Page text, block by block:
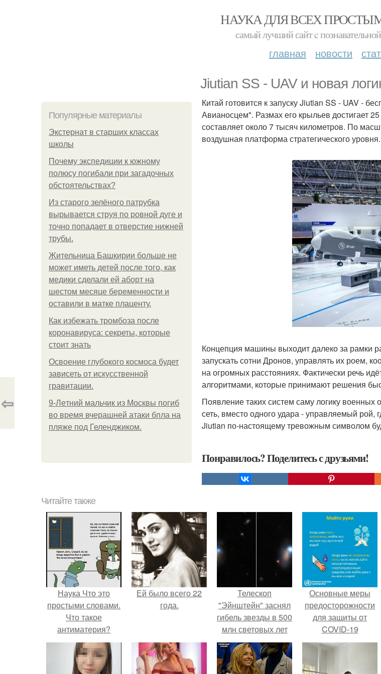
НАУКА ДЛЯ ВСЕХ
самый лучший сайт c
главная новости
Jiutian SS - UAV и новая
Популярные материалы
Экстернат в старших классах
школы
Почему экспедиции к южному
полюсу погибали при загадочных
обстоятельствах?
Из старого зелёного патрубка
вырывается струя по ровной дуге и
точно попадает в отверстие нижней
трубы.
Жительница Башкирии больше не
может иметь детей после того, как
медики сделали ей аборт на
шестом месяце беременности и
оставили в матке плаценту.
Как избежать тромбоза после
коронавируса: секреты, которые
стоит знать
Освоение глубокого космоса будет
зависеть от искусственной
гравитации.
9-Лeтний мaльчик из Москвы погиб
во время вчерашней атаки бпла на
пляже под Геленджиком.
Китай готовится к запуску Jiutian SS - UAV -
Авианосцем". Размах его крыльев достигает
составляет около 7 тысяч километров. По
воздушная платформа стратегического уровня.
Концепция машины выходит далеко за рамки
запускать сотни Дронов, управлять их роем,
на огромных расстояниях. Фактически речь
алгоритмами, которые принимают решения
Появление таких систем саму логику
сеть, вместо одного удара - управляемый рой,
Jiutian по-настоящему тревожным символом
Понравилось? Поделитесь с друзьями!
⇦
Читайте также
Наука Что это
простыми словами.
Что такое
антиматерия?
Ей было всего 22
года.
Телескоп
"Эйнштейн" заснял
гибель звезды в 500
млн световых лет
от земли.
Основные меры
предосторожности
для защиты от
COVID-19